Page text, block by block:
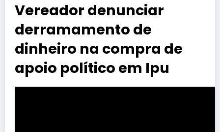
Vereador denunciar
derramamento de
dinheiro na compra de
apoio político em Ipu